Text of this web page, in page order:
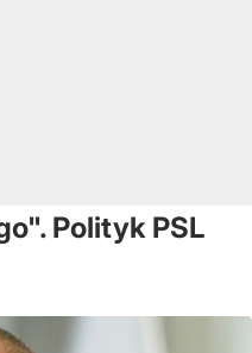
Polityk PSL